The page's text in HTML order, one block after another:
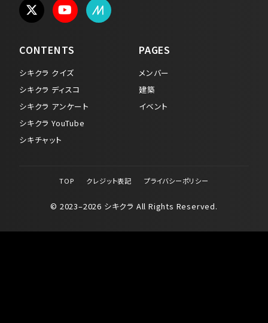
CONTENTS
シキクラ クイズ
シキクラ ディスコ
シキクラ アンケート
シキクラ YouTube
シキチャット
PAGES
メンバー
建築
イベント
TOP クレジット表記 プライバシーポリシー
© 2023–2026 シキクラ All Rights Reserved.